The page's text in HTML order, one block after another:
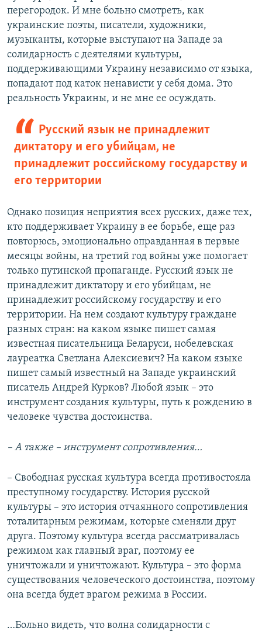
перегородок. И мне больно смотреть, как
украинские поэты, писатели, художники,
музыканты, которые выступают на Западе за
солидарность с деятелями культуры,
поддерживающими Украину независимо от языка,
попадают под каток ненависти у себя дома. Это
реальность Украины, и не мне ее осуждать.
Русский язык не принадлежит
диктатору и его убийцам, не
принадлежит российскому государству и
его территории
Однако позиция неприятия всех русских, даже тех,
кто поддерживает Украину в ее борьбе, еще раз
повторюсь, эмоционально оправданная в первые
месяцы войны, на третий год войны уже помогает
только путинской пропаганде. Русский язык не
принадлежит диктатору и его убийцам, не
принадлежит российскому государству и его
территории. На нем создают культуру граждане
разных стран: на каком языке пишет самая
известная писательница Беларуси, нобелевская
лауреатка Светлана Алексиевич? На каком языке
пишет самый известный на Западе украинский
писатель Андрей Курков? Любой язык – это
инструмент создания культуры, путь к рождению в
человеке чувства достоинства.
– А также – инструмент сопротивления…
– Свободная русская культура всегда противостояла
преступному государству. История русской
культуры – это история отчаянного сопротивления
тоталитарным режимам, которые сменяли друг
друга. Поэтому культура всегда рассматривалась
режимом как главный враг, поэтому ее
уничтожали и уничтожают. Культура – это форма
существования человеческого достоинства, поэтому
она всегда будет врагом режима в России.
…Больно видеть, что волна солидарности с